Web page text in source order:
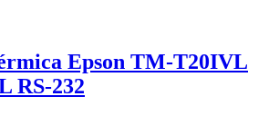
Epson TM-T20IVL
RS-232